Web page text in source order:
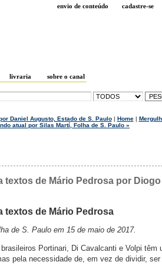
envio de conteúdo cadastre-se
livraria sobre o canal
Daniel Augusto, Estado de S. Paulo| Home|
atual por Silas Martí, Folha de S. Paulo »
textos de Mário Pedrosa por Diogo
textos de Mário Pedrosa
de S. Paulo em 15 de maio de 2017.
Portinari, Di Cavalcanti e Volpi têm
pela necessidade de, em vez de dividir, ser